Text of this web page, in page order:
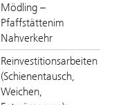
Mödling –
Pfaffstättenim
Nahverkehr
Reinvestitionsarbeiten
(Schienentausch,
Weichen,